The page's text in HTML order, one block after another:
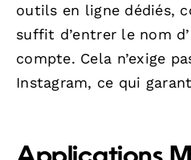
outils en ligne dédiés,
suffit d’entrer le nom
compte. Cela n’exige
Instagram, ce qui